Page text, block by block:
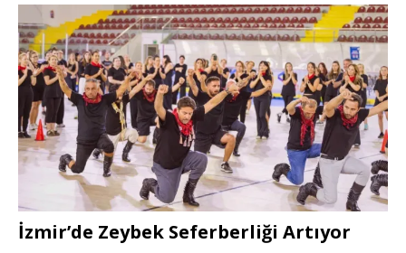
İzmir’de Zeybek Seferberliği Artıyor